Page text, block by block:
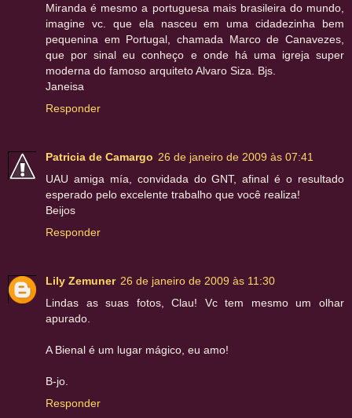
Miranda é mesmo a portuguesa mais brasileira do mundo,
imagine vc. que ela nasceu em uma cidadezinha bem
pequenina em Portugal, chamada Marco de Canavezes,
que por sinal eu conheço e onde há uma igreja super
moderna do famoso arquiteto Alvaro Siza. Bjs.
Janeisa
Responder
Patricia de Camargo 26 de janeiro de 2009 às 07:41
UAU amiga mía, convidada do GNT, afinal é o resultado
esperado pelo excelente trabalho que você realiza!
Beijos
Responder
Lily Zemuner 26 de janeiro de 2009 às 11:30
Lindas as suas fotos, Clau! Vc tem mesmo um olhar
apurado.
A Bienal é um lugar mágico, eu amo!
B-jo.
Responder